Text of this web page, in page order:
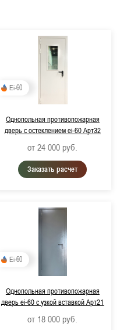
Ei-60
Однопольная противопожарная
дверь с остеклением ei-60 Арт32
от 24 000 руб.
Заказать расчет
Ei-60
Однопольная противопожарная
дверь ei-60 с узкой вставкой Арт21
от 18 000 руб.